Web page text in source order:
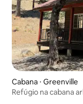
Cabana ⋅ Greenville
Refúgio na cabana